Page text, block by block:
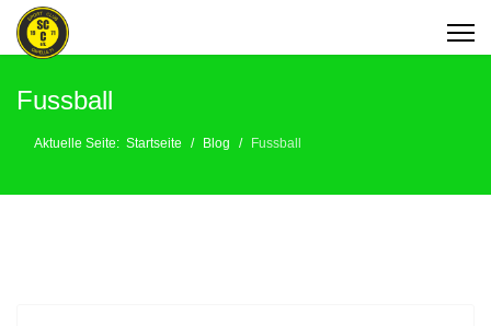
Fussball
Aktuelle Seite: Startseite Blog Fussball